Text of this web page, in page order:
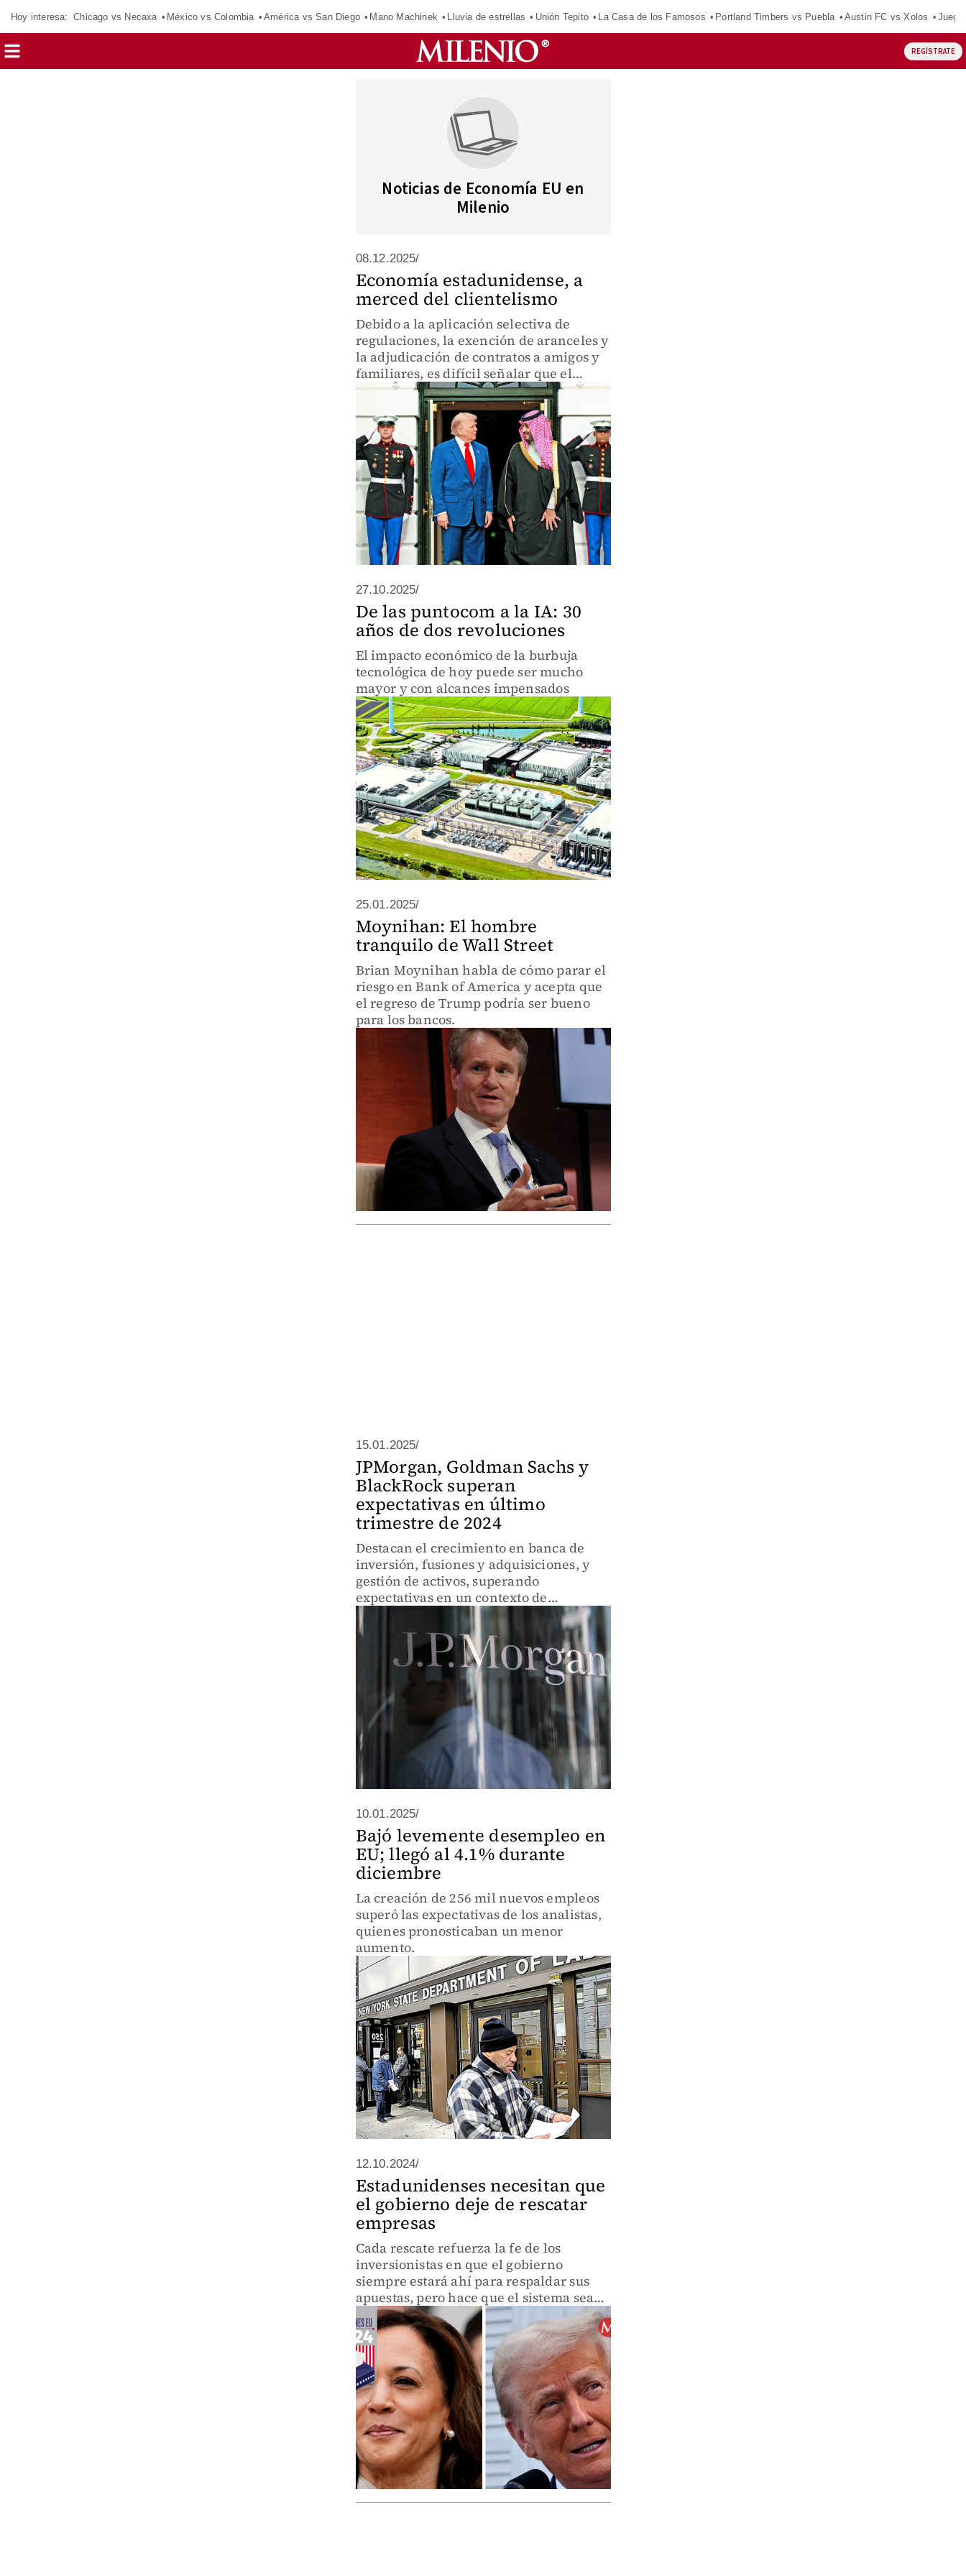
Hoy interesa: Chicago vs Necaxa México vs Colombia América vs San Diego Mano Machinek Lluvia de estrellas Unión Tepito La Casa de los Famosos Portland Timbers vs Puebla Austin FC vs Xolos
REGÍSTRATE
Noticias de Economía EU en
Milenio
08.12.2025/
Economía estadunidense, a
merced del clientelismo
Debido a la aplicación selectiva de
regulaciones, la exención de aranceles y
la adjudicación de contratos a amigos y
familiares, es difícil señalar que el
oligopolio del gobierno de Trump no
está en ascenso
27.10.2025/
De las puntocom a la IA: 30
años de dos revoluciones
El impacto económico de la burbuja
tecnológica de hoy puede ser mucho
mayor y con alcances impensados
25.01.2025/
Moynihan: El hombre
tranquilo de Wall Street
Brian Moynihan habla de cómo parar el
riesgo en Bank of America y acepta que
el regreso de Trump podría ser bueno
para los bancos.
15.01.2025/
JPMorgan, Goldman Sachs y
BlackRock superan
expectativas en último
trimestre de 2024
Destacan el crecimiento en banca de
inversión, fusiones y adquisiciones, y
gestión de activos, superando
expectativas en un contexto de
economía resiliente.
10.01.2025/
Bajó levemente desempleo en
EU; llegó al 4.1% durante
diciembre
La creación de 256 mil nuevos empleos
superó las expectativas de los analistas,
quienes pronosticaban un menor
aumento.
12.10.2024/
Estadunidenses necesitan que
el gobierno deje de rescatar
empresas
Cada rescate refuerza la fe de los
inversionistas en que el gobierno
siempre estará ahí para respaldar sus
apuestas, pero hace que el sistema sea
más frágil.